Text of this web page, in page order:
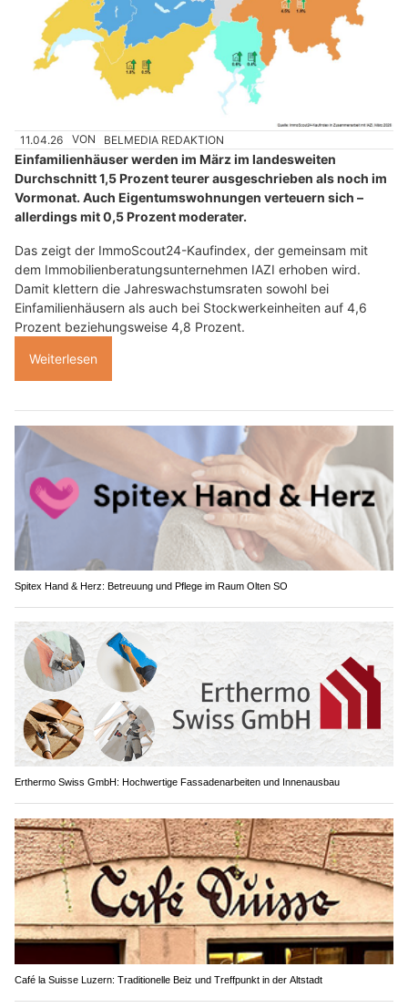
11.04.26 VON BELMEDIA REDAKTION
Einfamilienhäuser werden im März im landesweiten
Durchschnitt 1,5 Prozent teurer ausgeschrieben als noch im
Vormonat. Auch Eigentumswohnungen verteuern sich –
allerdings mit 0,5 Prozent moderater.
Das zeigt der ImmoScout24-Kaufindex, der gemeinsam mit
dem Immobilienberatungsunternehmen IAZI erhoben wird.
Damit klettern die Jahreswachstumsraten sowohl bei
Einfamilienhäusern als auch bei Stockwerkeinheiten auf 4,6
Prozent beziehungsweise 4,8 Prozent.
Weiterlesen
Spitex Hand & Herz: Betreuung und Pflege im Raum Olten SO
Erthermo Swiss GmbH: Hochwertige Fassadenarbeiten und Innenausbau
Café la Suisse Luzern: Traditionelle Beiz und Treffpunkt in der Altstadt